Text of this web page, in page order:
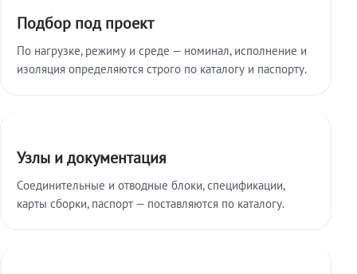
Подбор под проект
По нагрузке, режиму и среде — номинал, исполнение и
изоляция определяются строго по каталогу и паспорту.
Узлы и документация
Соединительные и отводные блоки, спецификации,
карты сборки, паспорт — поставляются по каталогу.